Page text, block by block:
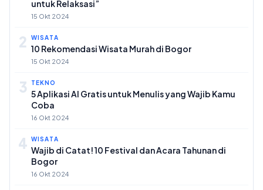
untuk Relaksasi”
15 Okt 2024
2 WISATA
10 Rekomendasi Wisata Murah di Bogor
15 Okt 2024
3 TEKNO
5 Aplikasi AI Gratis untuk Menulis yang Wajib Kamu
Coba
16 Okt 2024
4 WISATA
Wajib di Catat! 10 Festival dan Acara Tahunan di
Bogor
16 Okt 2024